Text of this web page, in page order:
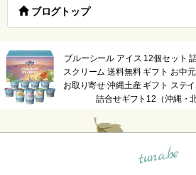
ブログトップ
ブルーシール アイス 12個セット
スクリーム 送料無料 ギフト お中
お取り寄せ 沖縄土産 ギフト ステ
詰合せギフト12（沖縄・
tuna.be